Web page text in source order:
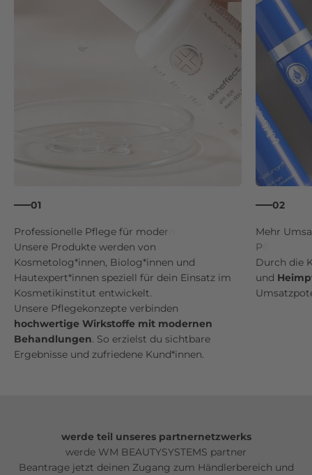
01
Unsere Produkte werden von
Kosmetolog*innen, Biolog*innen und
Hautexpert*innen speziell für dein Einsatz im
Kosmetikinstitut entwickelt.
Unsere Pflegekonzepte verbinden
hochwertige Wirkstoffe mit modernen
Behandlungen. So erzielst du sichtbare
Ergebnisse und zufriedene Kund*innen.
02
Durch die
und
werde teil unseres partnernetzwerks
werde WM BEAUTYSYSTEMS partner
Beantrage jetzt deinen Zugang zum Händlerbereich und